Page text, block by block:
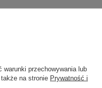
warunki przechowywania lub
na stronie Prywatność i